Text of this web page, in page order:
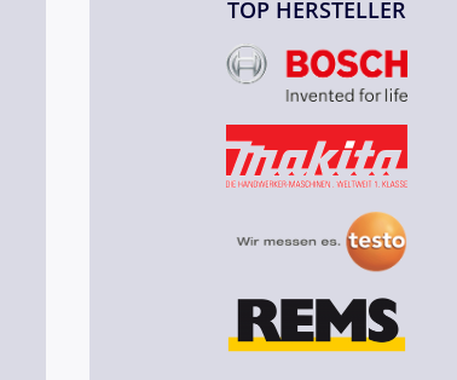
TOP HERSTELLER